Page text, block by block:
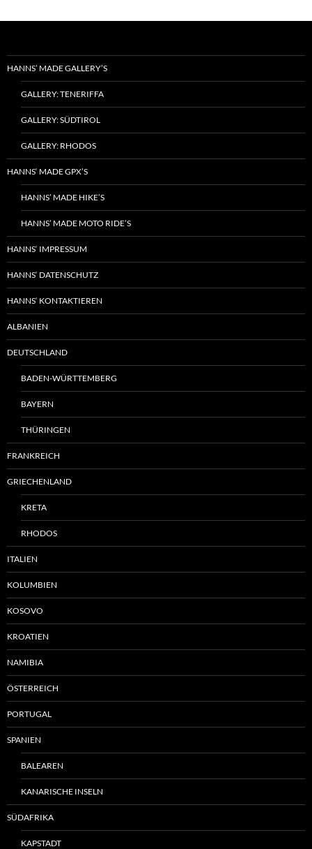
HANNS’ MADE GALLERY’S
GALLERY: TENERIFFA
GALLERY: SÜDTIROL
GALLERY: RHODOS
HANNS‘ MADE GPX’S
HANNS’ MADE HIKE’S
HANNS’ MADE MOTO RIDE’S
HANNS‘ IMPRESSUM
HANNS‘ DATENSCHUTZ
HANNS‘ KONTAKTIEREN
ALBANIEN
DEUTSCHLAND
BADEN-WÜRTTEMBERG
BAYERN
THÜRINGEN
FRANKREICH
GRIECHENLAND
KRETA
RHODOS
ITALIEN
KOLUMBIEN
KOSOVO
KROATIEN
NAMIBIA
ÖSTERREICH
PORTUGAL
SPANIEN
BALEAREN
KANARISCHE INSELN
SÜDAFRIKA
KAPSTADT